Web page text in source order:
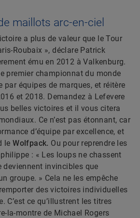
maillots arc-en-ciel
a plus de valeur que le Tour
Roubaix », déclare Patrick
ému en 2012 à Valkenburg.
premier championnat du monde
par équipes de marques, et réitère
et 2018. Demandez à Lefevere
belles victoires et il vous citera
Ce n’est pas étonnant, car
d’équipe par excellence, et
leWolfpack. Ou pour reprendre les
: « Les loups ne chassent
deviennent invincibles que
groupe. » Cela ne les empêche
des victoires individuelles
C’est ce qu’illustrent les titres
la-montre de Michael Rogers